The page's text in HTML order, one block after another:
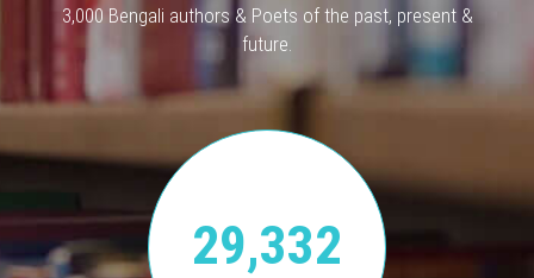
3,000 Bengali authors & Poets of the past, present &
future.
29,332